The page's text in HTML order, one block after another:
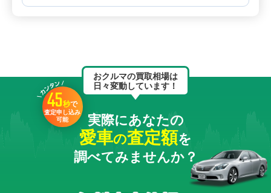
おクルマの買取相場は
日々変動しています！
45秒で
査定申し込み
可能
実際にあなたの
愛車の査定額を
調べてみませんか？